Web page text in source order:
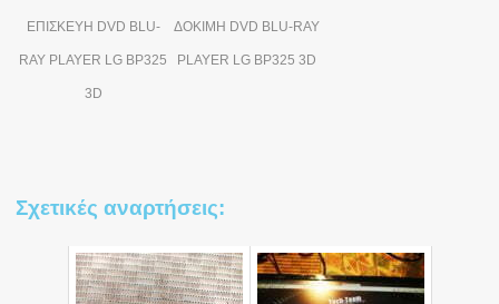
ΕΠΙΣΚΕΥΗ DVD BLU-
RAY PLAYER LG BP325
3D
ΔΟΚΙΜΗ DVD BLU-RAY
PLAYER LG BP325 3D
Σχετικές αναρτήσεις: